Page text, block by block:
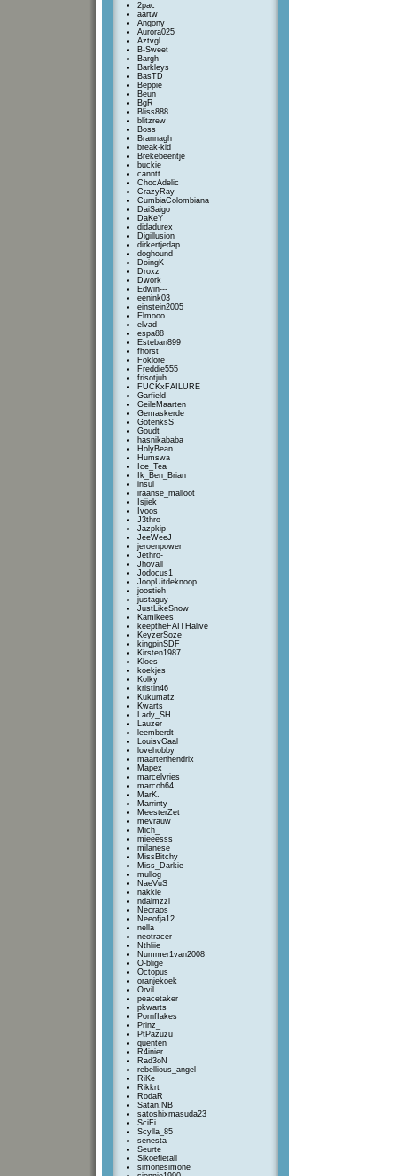
2pac
aartw
Angony
Aurora025
Aztvgl
B-Sweet
Bargh
Barkleys
BasTD
Beppie
Beun
BgR
Bliss888
blitzrew
Boss
Brannagh
break-kid
Brekebeentje
buckie
canntt
ChocAdelic
CrazyRay
CumbiaColombiana
DaiSaigo
DaKeY
didadurex
Digillusion
dirkertjedap
doghound
DoingK
Droxz
Dwork
Edwin---
eenink03
einstein2005
Elmooo
elvad
espa88
Esteban899
fhorst
Foklore
Freddie555
frisotjuh
FUCKxFAILURE
Garfield
GeileMaarten
Gemaskerde
GotenksS
Goudt
hasnikababa
HolyBean
Humswa
Ice_Tea
Ik_Ben_Brian
insul
iraanse_malloot
Isjiek
Ivoos
J3thro
Jazpkip
JeeWeeJ
jeroenpower
Jethro-
Jhovall
Jodocus1
JoopUitdeknoop
joostieh
justaguy
JustLikeSnow
Kamikees
keeptheFAITHalive
KeyzerSoze
kingpinSDF
Kirsten1987
Kloes
koekjes
Kolky
kristin46
Kukumatz
Kwarts
Lady_SH
Lauzer
leemberdt
LouisvGaal
lovehobby
maartenhendrix
Mapex
marcelvries
marcoh64
MarK.
Marrinty
MeesterZet
mevrauw
Mich_
mieeesss
milanese
MissBitchy
Miss_Darkie
mullog
NaeVuS
nakkie
ndalmzzl
Necraos
Neeofja12
nella
neotracer
Nthliie
Nummer1van2008
O-blige
Octopus
oranjekoek
Orvil
peacetaker
pkwarts
PornfIakes
Prinz_
PtPazuzu
quenten
R4inier
Rad3oN
rebellious_angel
RiKe
Rikkrt
RodaR
Satan.NB
satoshixmasuda23
SciFi
Scylla_85
senesta
Seurte
Sikoefietall
simonesimone